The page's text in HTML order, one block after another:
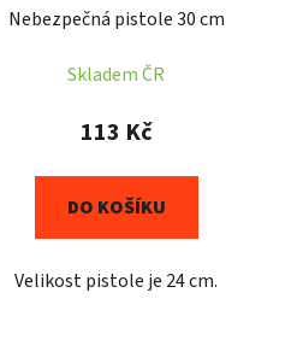
Nebezpečná pistole 30 cm
Skladem ČR
113 Kč
DO KOŠÍKU
Velikost pistole je 24 cm.